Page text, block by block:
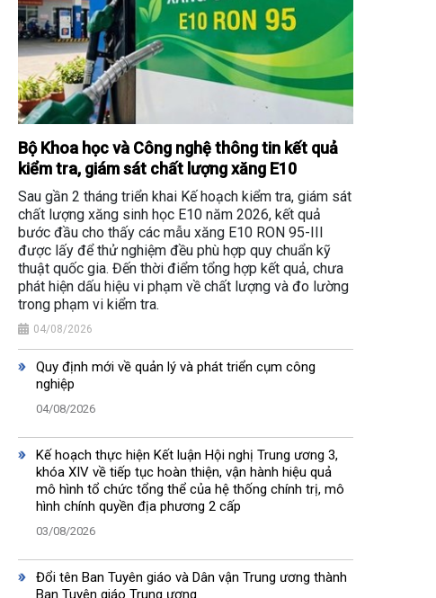
Bộ Khoa học và Công nghệ thông tin kết quả
kiểm tra, giám sát chất lượng xăng E10
Sau gần 2 tháng triển khai Kế hoạch kiểm tra, giám sát
chất lượng xăng sinh học E10 năm 2026, kết quả
bước đầu cho thấy các mẫu xăng E10 RON 95-III
được lấy để thử nghiệm đều phù hợp quy chuẩn kỹ
thuật quốc gia. Đến thời điểm tổng hợp kết quả, chưa
phát hiện dấu hiệu vi phạm về chất lượng và đo lường
trong phạm vi kiểm tra.
04/08/2026
Quy định mới về quản lý và phát triển cụm công
nghiệp
04/08/2026
Kế hoạch thực hiện Kết luận Hội nghị Trung ương 3,
khóa XIV về tiếp tục hoàn thiện, vận hành hiệu quả
mô hình tổ chức tổng thể của hệ thống chính trị, mô
hình chính quyền địa phương 2 cấp
03/08/2026
Đổi tên Ban Tuyên giáo và Dân vận Trung ương thành
Ban Tuyên giáo Trung ương